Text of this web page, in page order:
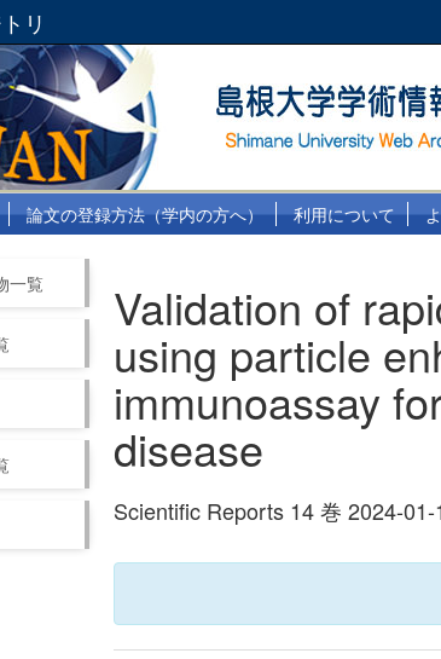
リ
論文の登録方法（学内の方へ） 利用について
一覧 Validation of
using particle
immunoassay
disease
Scientific Reports 14 巻 2024-